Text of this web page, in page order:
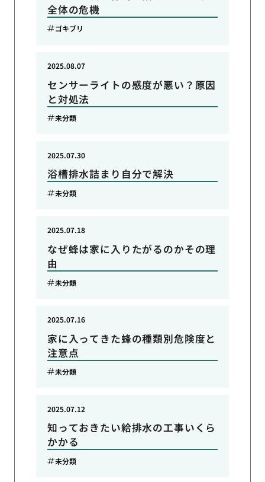
全体の危機
ゴキブリ
センサーライトの感度が悪い？原因
と対処法
2025.08.07
未分類
浴槽排水詰まり自分で解決
2025.07.30
未分類
なぜ蜂は家に入りたがるのかその理
由
2025.07.18
未分類
家に入ってきた蜂の種類別危険度と
注意点
2025.07.16
未分類
知っておきたい給排水の工事いくら
かかる
2025.07.12
未分類